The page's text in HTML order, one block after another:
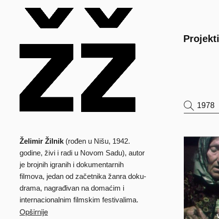
Projekti
Biografija
Želimir Žilnik (rođen u Nišu, 1942.
godine, živi i radi u Novom Sadu), autor
je brojnih igranih i dokumentarnih
filmova, jedan od začetnika žanra doku-
drama, nagrađivan na domaćim i
internacionalnim filmskim festivalima.
Opširnije